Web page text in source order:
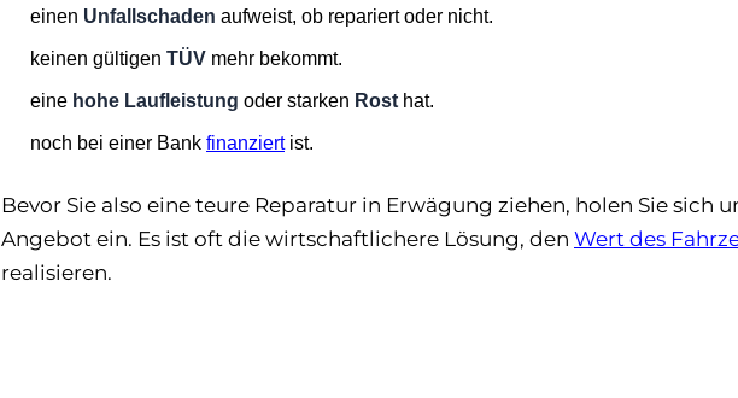
einen Unfallschaden aufweist, ob repariert oder nicht.
keinen gültigen TÜV mehr bekommt.
eine hohe Laufleistung oder starken Rost hat.
noch bei einer Bank finanziertist.
Bevor Sie also eine teure Reparatur in Erwägung ziehen, holen Sie sich
Angebot ein. Es ist oft die wirtschaftlichere Lösung, den Wert des
realisieren.